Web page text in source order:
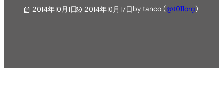
2014年10月1日 2014年10月17日by tanco (@t011org)